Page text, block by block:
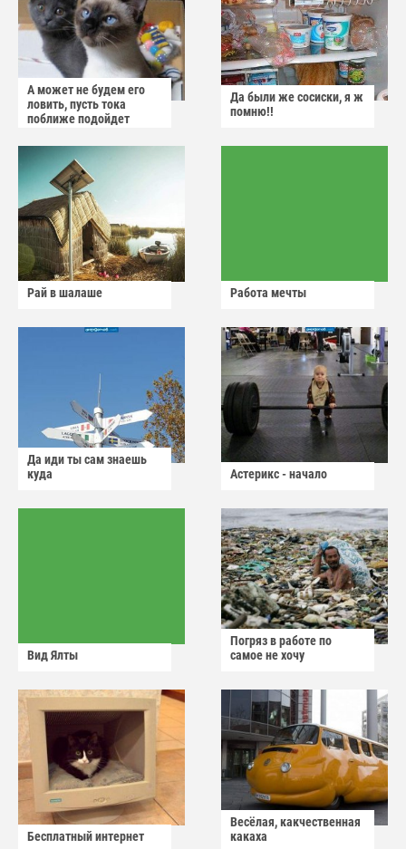
А может не будем его
ловить, пусть тока
поближе подойдет
Да были же сосиски, я ж
помню!!
Рай в шалаше Работа мечты
Да иди ты сам знаешь
куда
Астерикс - начало
Вид Ялты
Погряз в работе по
самое не хочу
Бесплатный интернет
Весёлая, какчественная
какаха